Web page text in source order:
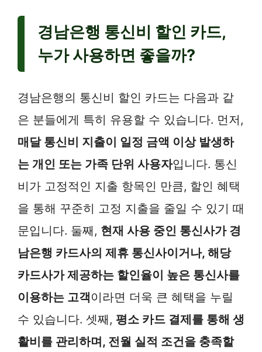
경남은행 통신비 할인 카드,
누가 사용하면 좋을까?
경남은행의 통신비 할인 카드는 다음과 같
은 분들에게 특히 유용할 수 있습니다. 먼저,
매달 통신비 지출이 일정 금액 이상 발생하
는 개인 또는 가족 단위 사용자입니다. 통신
비가 고정적인 지출 항목인 만큼, 할인 혜택
을 통해 꾸준히 고정 지출을 줄일 수 있기 때
문입니다. 둘째, 현재 사용 중인 통신사가 경
남은행 카드사의 제휴 통신사이거나, 해당
카드사가 제공하는 할인율이 높은 통신사를
이용하는 고객이라면 더욱 큰 혜택을 누릴
수 있습니다. 셋째, 평소 카드 결제를 통해 생
활비를 관리하며, 전월 실적 조건을 충족할